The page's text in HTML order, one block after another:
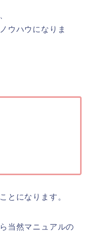
ウハウになりま
とになります。
当然マニュアルの